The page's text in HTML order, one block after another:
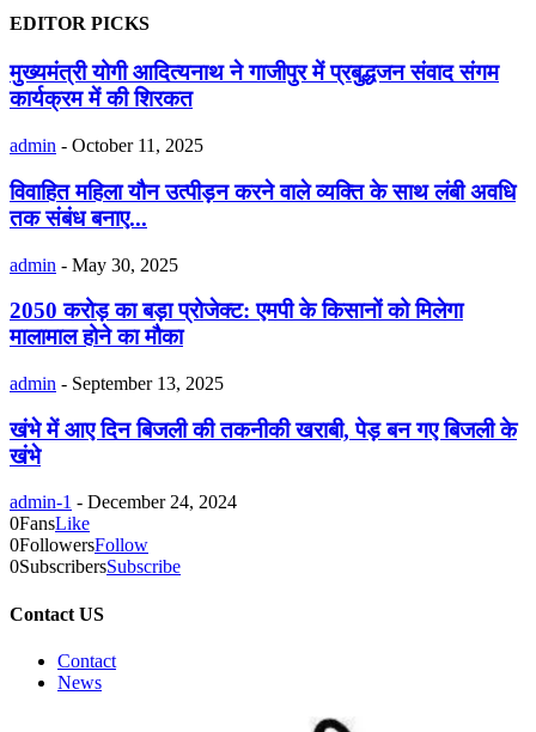
EDITOR PICKS
मुख्यमंत्री योगी आदित्यनाथ ने गाजीपुर में प्रबुद्धजन संवाद संगम
कार्यक्रम में की शिरकत
admin - October 11, 2025
विवाहित महिला यौन उत्पीड़न करने वाले व्यक्ति के साथ लंबी अवधि
तक संबंध बनाए...
admin - May 30, 2025
2050 करोड़ का बड़ा प्रोजेक्ट: एमपी के किसानों को मिलेगा
मालामाल होने का मौका
admin - September 13, 2025
खंभे में आए दिन बिजली की तकनीकी खराबी, पेड़ बन गए बिजली के
खंभे
admin-1 - December 24, 2024
0FansLike
0FollowersFollow
0SubscribersSubscribe
Contact US
Contact
News